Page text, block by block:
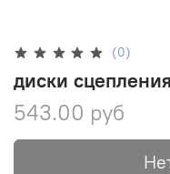
(0)
диски
543.00 руб